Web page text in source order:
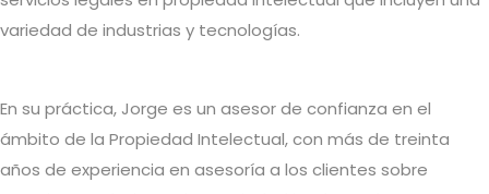
variedad de industrias y tecnologías.
En su práctica, Jorge es un asesor de confianza en el
ámbito de la Propiedad Intelectual, con más de treinta
años de experiencia en asesoría a los clientes sobre